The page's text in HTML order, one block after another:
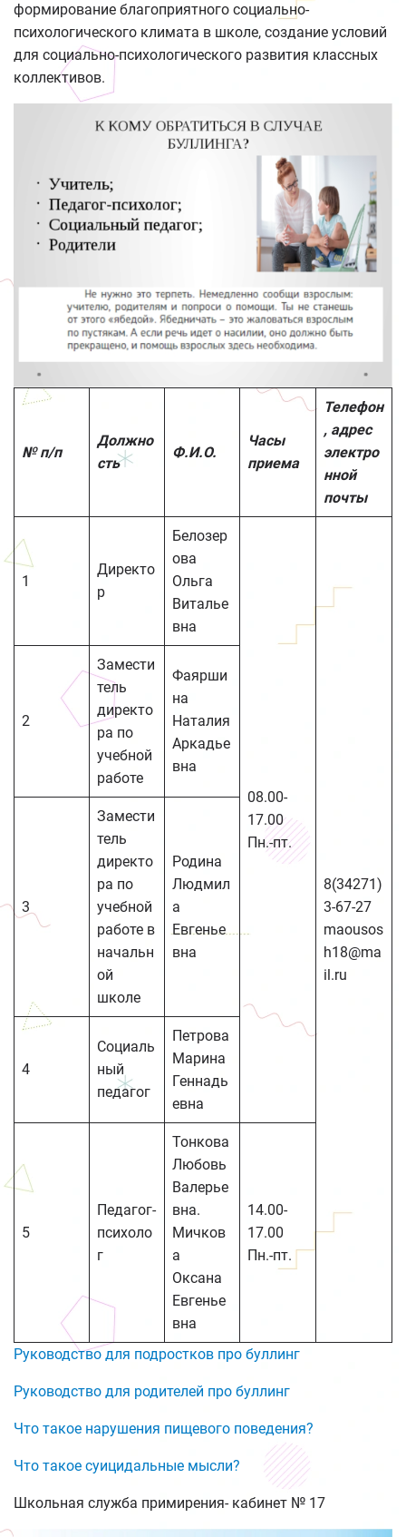
формирование благоприятного социально-
психологического климата в школе, создание условий
для социально-психологического развития классных
коллективов.
№ п/п
Должно
сть
Ф.И.О.
Часы
приема
Телефон
, адрес
электро
нной
почты
1
Директо
р
Белозер
ова
Ольга
Виталье
вна
08.00-
17.00
Пн.-пт.
8(34271)
3-67-27
maousos
h18@ma
il.ru
2
Замести
тель
директо
ра по
учебной
работе
Фаярши
на
Наталия
Аркадье
вна
3
Замести
тель
директо
ра по
учебной
работе в
начальн
ой
школе
Родина
Людмил
а
Евгенье
вна
4
Социаль
ный
педагог
Петрова
Марина
Геннадь
евна
5
Педагог-
психоло
г
Тонкова
Любовь
Валерье
вна.
Мичков
а
Оксана
Евгенье
вна
14.00-
17.00
Пн.-пт.
Руководство для подростков про буллинг
Руководство для родителей про буллинг
Что такое нарушения пищевого поведения?
Что такое суицидальные мысли?
Школьная служба примирения- кабинет № 17